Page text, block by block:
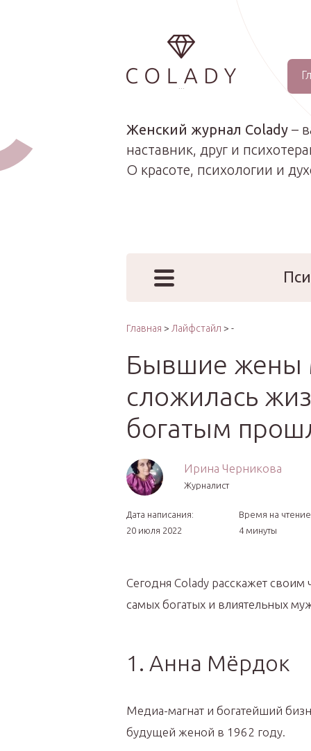
...
Женский журнал Colady –
наставник, друг и
О красоте, психологии и
Главная > Лайфстайл > -
Бывшие жены
сложилась
богатым
Ирина Черникова
Журналист
Дата написания:
20 июля 2022
Время на
4 минуты
Сегодня Colady расскажет
самых богатых и влиятельных
1. Анна Мёрдок
Медиа-магнат и богатейший
будущей женой в 1962 году.